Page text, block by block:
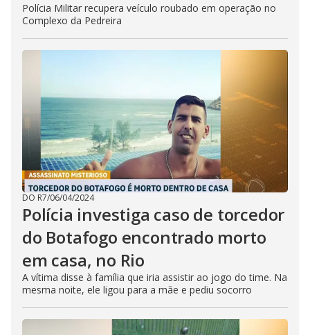
Polícia Militar recupera veículo roubado em operação no
Complexo da Pedreira
DO R7/06/04/2024
Polícia investiga caso de torcedor
do Botafogo encontrado morto
em casa, no Rio
A vítima disse à família que iria assistir ao jogo do time. Na
mesma noite, ele ligou para a mãe e pediu socorro